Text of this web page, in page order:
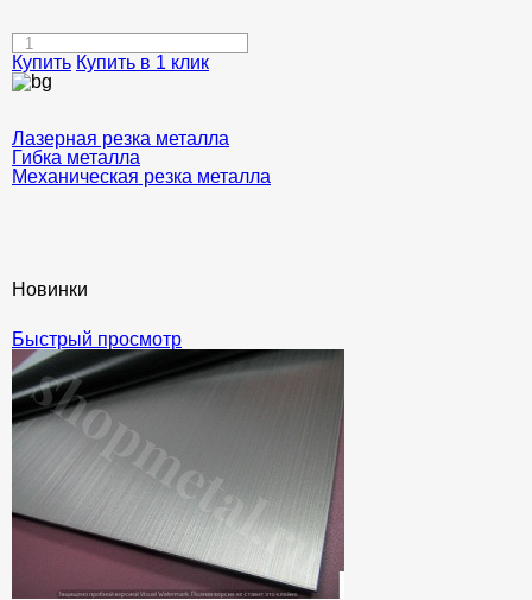
Купить Купить в 1 клик
Лазерная резка металла
Гибка металла
Механическая резка металла
Новинки
Быстрый просмотр